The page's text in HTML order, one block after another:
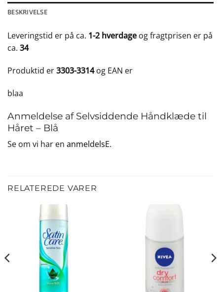
BESKRIVELSE
Leveringstid er på ca. 1-2 hverdage og fragtprisen er på
ca. 34
Produktid er3303-3314og EAN er
blaa
Anmeldelse af Selvsiddende Håndklæde til
Håret – Blå
Se om vi har en anmeldelsE.
RELATEREDE VARER